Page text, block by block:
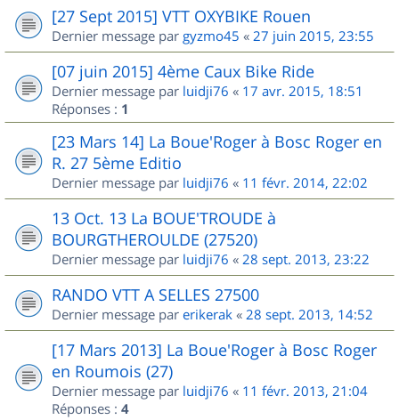
[27 Sept 2015] VTT OXYBIKE Rouen
Dernier message par gyzmo45 « 27 juin 2015, 23:55
[07 juin 2015] 4ème Caux Bike Ride
Dernier message par luidji76 « 17 avr. 2015, 18:51
Réponses : 1
[23 Mars 14] La Boue'Roger à Bosc Roger en
R. 27 5ème Editio
Dernier message par luidji76 « 11 févr. 2014, 22:02
13 Oct. 13 La BOUE'TROUDE à
BOURGTHEROULDE (27520)
Dernier message par luidji76 « 28 sept. 2013, 23:22
RANDO VTT A SELLES 27500
Dernier message par erikerak « 28 sept. 2013, 14:52
[17 Mars 2013] La Boue'Roger à Bosc Roger
en Roumois (27)
Dernier message par luidji76 « 11 févr. 2013, 21:04
Réponses : 4